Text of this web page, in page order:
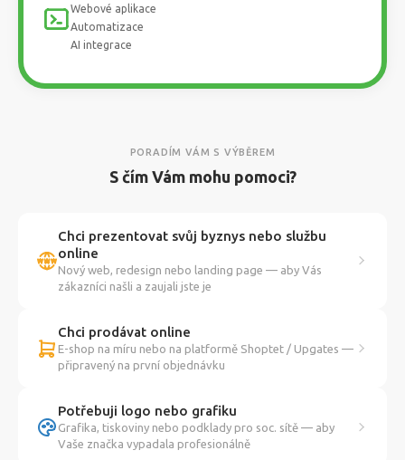
Webové aplikace
Automatizace
AI integrace
PORADÍM VÁM S VÝBĚREM
S čím Vám mohu pomoci?
Chci prezentovat svůj byznys nebo službu
online
Nový web, redesign nebo landing page — aby Vás
zákazníci našli a zaujali jste je
Chci prodávat online
E-shop na míru nebo na platformě Shoptet / Upgates —
připravený na první objednávku
Potřebuji logo nebo grafiku
Grafika, tiskoviny nebo podklady pro soc. sítě — aby
Vaše značka vypadala profesionálně